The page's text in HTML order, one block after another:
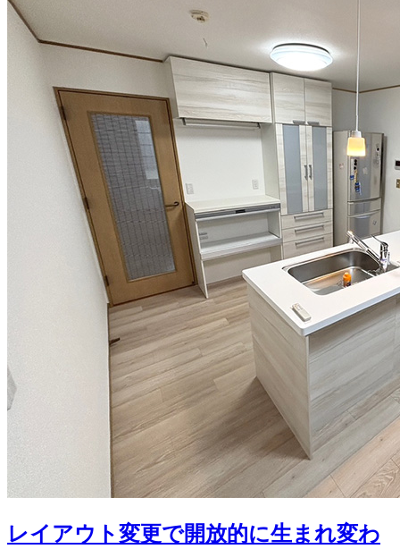
レイアウト変更で開放的に生まれ変わ